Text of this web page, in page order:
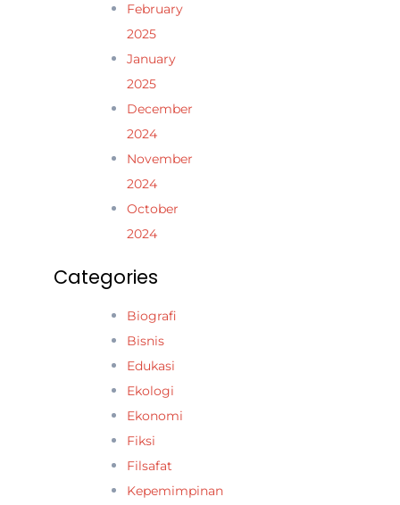
February
2025
January
2025
December
2024
November
2024
October
2024
Categories
Biografi
Bisnis
Edukasi
Ekologi
Ekonomi
Fiksi
Filsafat
Kepemimpinan